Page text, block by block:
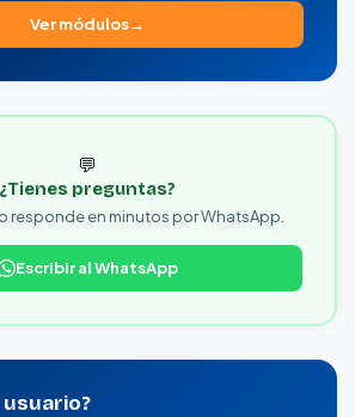
Ver módulos
💬
¿Tienes preguntas?
responde en minutos por WhatsApp.
Escribir al WhatsApp
usuario?